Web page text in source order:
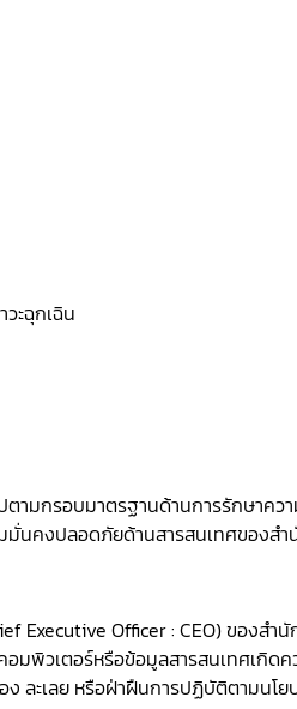
ะฉุกเฉิน
ตามกรอบมาตรฐานด้านการรักษาคว
มั่นคงปลอดภัยด้านสารสนเทศของสำ
Executive Officer : CEO) ของสำนั
พิวเตอร์หรือข้อมูลสารสนเทศเกิดค
ละเลย หรือฝ่าฝืนการปฏิบัติตามนโย